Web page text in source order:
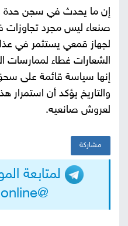
إن ما يحدث في سجن حدة
صنعاء ليس مجرد
لجهاز قمعي يستثمر في
الشعارات غطاء لممارسات
إنها سياسة قائمة على سحق
والتاريخ يؤكد أن استمرار
لعروش صانعيه.
مشاركة
لمتابعة
@Alasimahonline